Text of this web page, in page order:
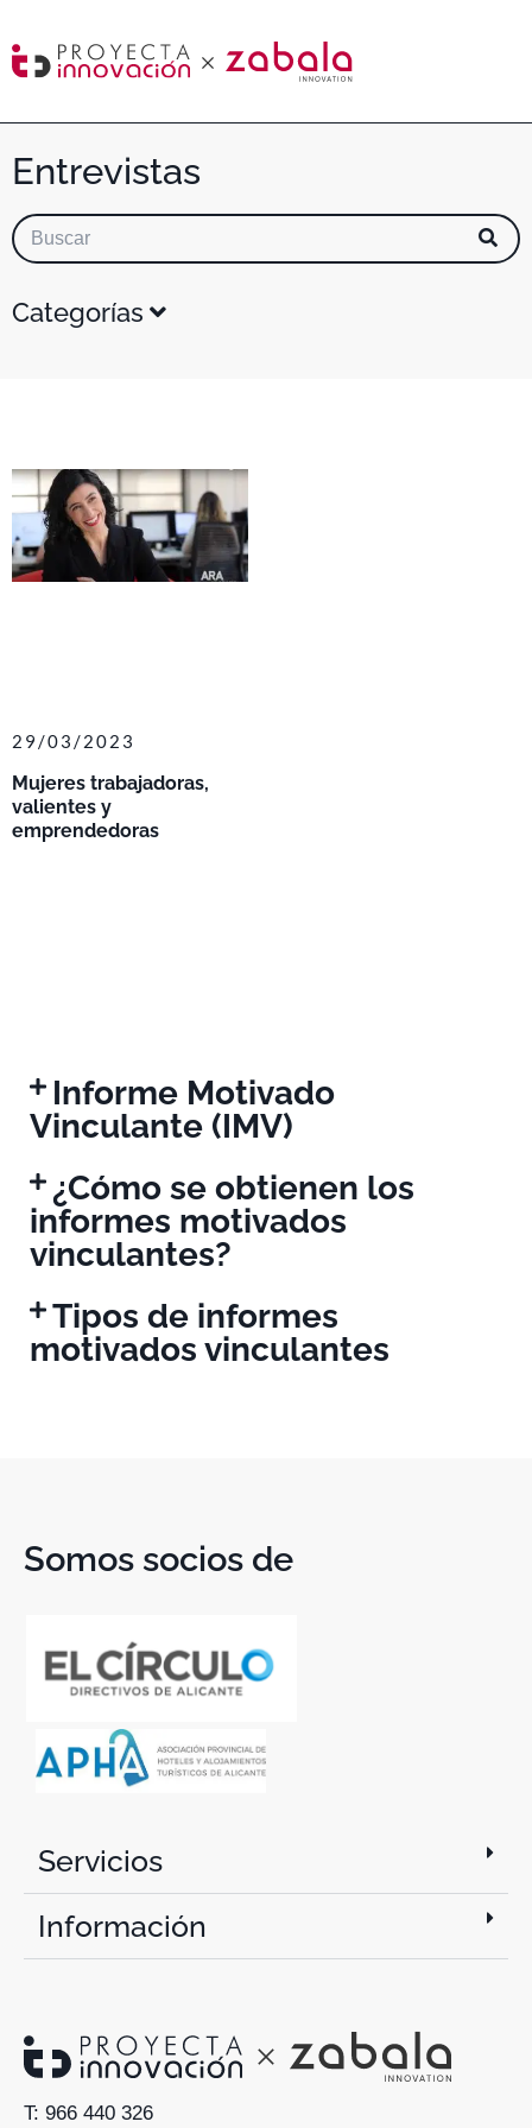
Entrevistas
Categorías
Mujeres trabajadoras,
valientes y
emprendedoras
29/03/2023
Informe Motivado
Vinculante (IMV)
¿Cómo se obtienen los
informes motivados
vinculantes?
Tipos de informes
motivados vinculantes
Somos socios de
Servicios
Información
T: 966 440 326